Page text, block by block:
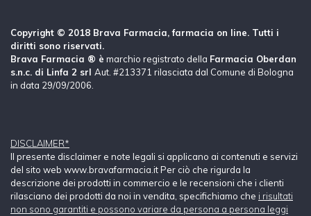
Copyright © 2018 Brava Farmacia, farmacia on line. Tutti i
diritti sono riservati.
Brava Farmacia ® è marchio registrato della Farmacia Oberdan
s.n.c. di Linfa 2 srl Aut. #213371 rilasciata dal Comune di Bologna
in data 29/09/2006.
DISCLAIMER*
Il presente disclaimer e note legali si applicano ai contenuti e servizi
del sito web www.bravafarmacia.it Per ciò che rigurda la
descrizione dei prodotti in commercio e le recensioni che i clienti
rilasciano dei prodotti da noi in vendita, specifichiamo che i risultati
non sono garantiti e possono variare da persona a persona leggi